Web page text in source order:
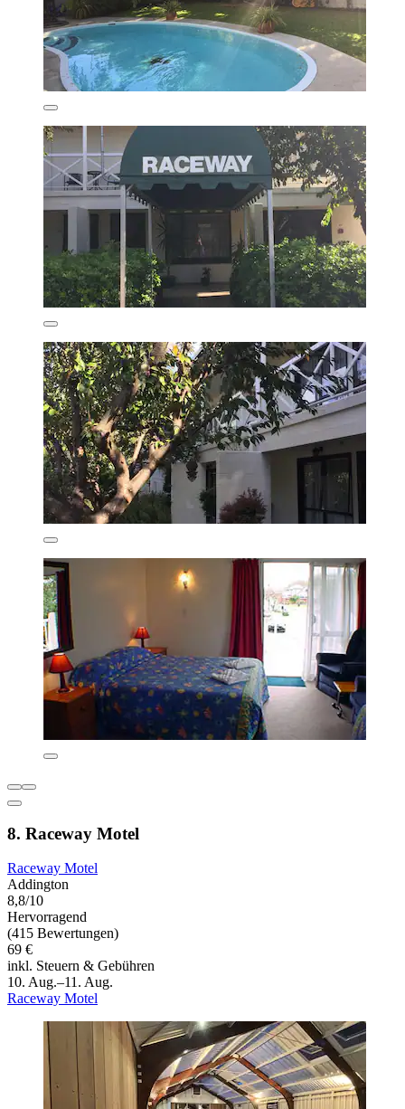
8. Raceway Motel
Raceway Motel
Addington
8,8/10
Hervorragend
(415 Bewertungen)
69 €
inkl. Steuern & Gebühren
10. Aug.–11. Aug.
Raceway Motel